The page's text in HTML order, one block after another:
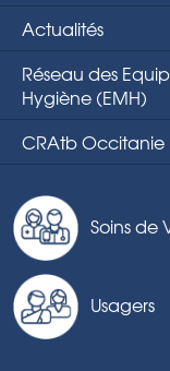
Actualités
Réseau des
Hygiène (EMH)
CRAtb Occitanie
Soins de
Usagers